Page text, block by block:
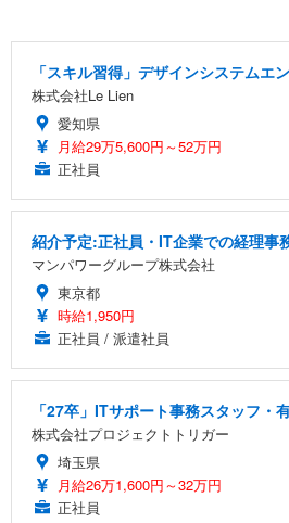
「スキル習得」デザインシステム
株式会社Le Lien
愛知県
月給29万5,600円～52万円
正社員
紹介予定:正社員・IT企業での経理事
マンパワーグループ株式会社
東京都
時給1,950円
正社員 / 派遣社員
「27卒」ITサポート事務スタッフ
株式会社プロジェクトトリガー
埼玉県
月給26万1,600円～32万円
正社員